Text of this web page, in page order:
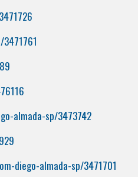
almada-sp/3473742
diego-almada-sp/3471701